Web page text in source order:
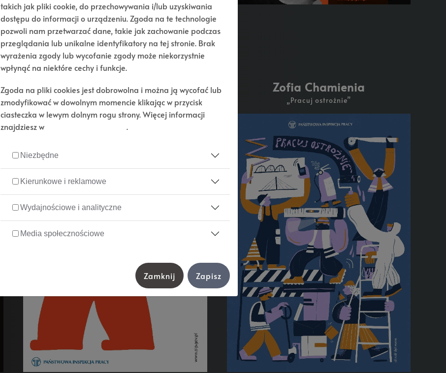
Żaneta Wawrzynek
„Bezpieczeństwo zaczyna się od dobrych manier”
Zofia Chamienia
„Pracuj ostrożnie”
takich jak pliki cookie, do przechowywania i/lub uzyskiwania
dostępu do informacji o urządzeniu. Zgoda na te technologie
pozwoli nam przetwarzać dane, takie jak zachowanie podczas
przeglądania lub unikalne identyfikatory na tej stronie. Brak
wyrażenia zgody lub wycofanie zgody może niekorzystnie
wpłynąć na niektóre cechy i funkcje.
Zgoda na pliki cookies jest dobrowolna i można ją wycofać lub
zmodyfikować w dowolnym momencie klikając w przycisk
ciasteczka w lewym dolnym rogu strony. Więcej informacji
znajdziesz w
.
Niezbędne
Kierunkowe i reklamowe
Wydajnościowe i analityczne
Media społecznościowe
Zamknij Zapisz